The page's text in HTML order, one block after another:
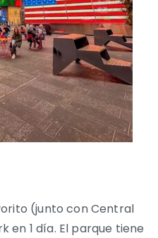
(junto con Central
en 1 día. El parque tiene